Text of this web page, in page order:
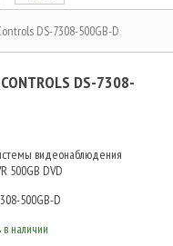
DS-7308-500GB-D
DS-7308-
видеонаблюдения
500GB DVD
500GB-D
в наличии